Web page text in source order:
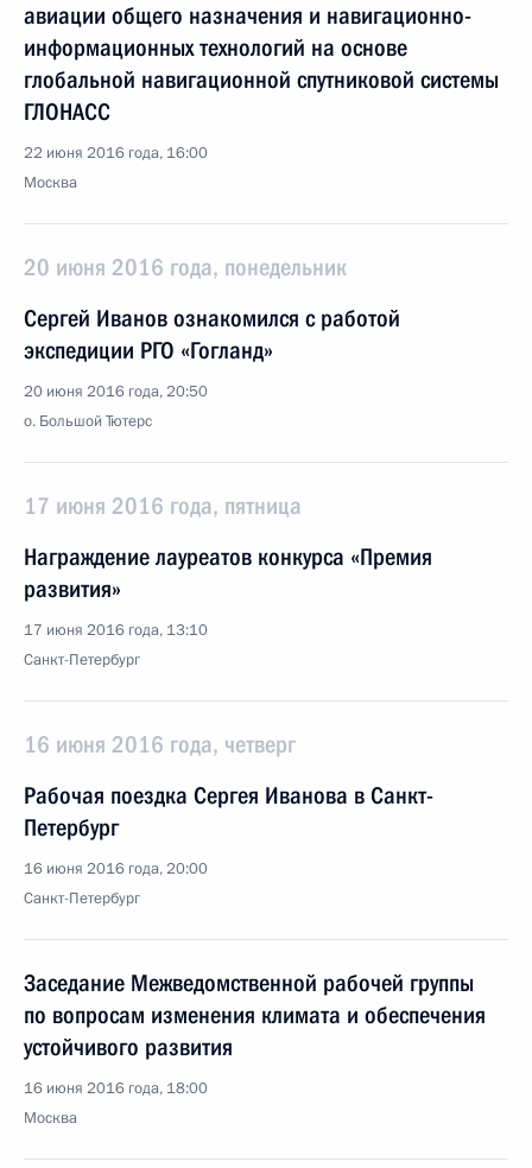
авиации общего назначения и навигационно-
информационных технологий на основе
глобальной навигационной спутниковой системы
ГЛОНАСС
22 июня 2016 года, 16:00
Москва
20 июня 2016 года, понедельник
Сергей Иванов ознакомился с работой
экспедиции РГО «Гогланд»
20 июня 2016 года, 20:50
о. Большой Тютерс
17 июня 2016 года, пятница
Награждение лауреатов конкурса «Премия
развития»
17 июня 2016 года, 13:10
Санкт-Петербург
16 июня 2016 года, четверг
Рабочая поездка Сергея Иванова в Санкт-
Петербург
16 июня 2016 года, 20:00
Санкт-Петербург
Заседание Межведомственной рабочей группы
по вопросам изменения климата и обеспечения
устойчивого развития
16 июня 2016 года, 18:00
Москва